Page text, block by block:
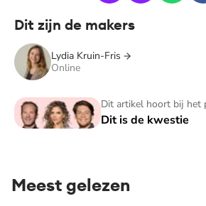
Dit zijn de makers
Lydia Kruin-Fris
Online
Dit artikel hoort bij het
Dit is de kwestie
Dit is de kwestie
Meest gelezen